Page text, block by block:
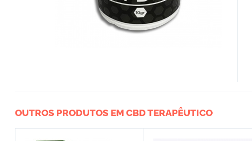
OUTROS PRODUTOS EM CBD TERAPÊUTICO